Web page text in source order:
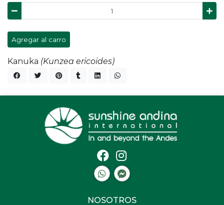
Agregar al carro
Kanuka (Kunzea ericoides)
NOSOTROS